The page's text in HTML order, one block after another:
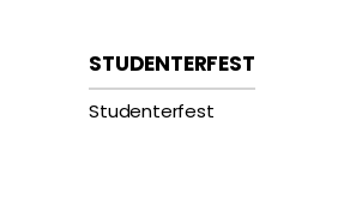
STUDENTERFEST
Studenterfest